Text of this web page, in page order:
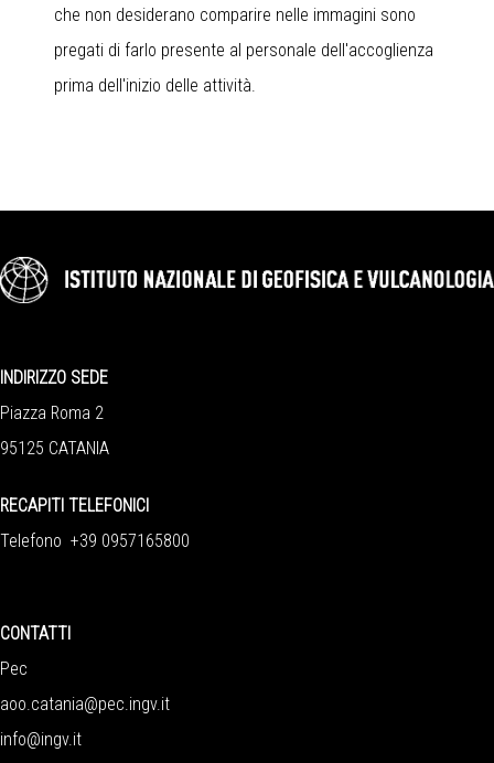
che non desiderano comparire nelle immagini sono
pregati di farlo presente al personale dell'accoglienza
prima dell'inizio delle attività.
INDIRIZZO SEDE
Piazza Roma 2
95125 CATANIA
RECAPITI TELEFONICI
Telefono +39 0957165800
CONTATTI
Pec
aoo.catania@pec.ingv.it
info@ingv.it